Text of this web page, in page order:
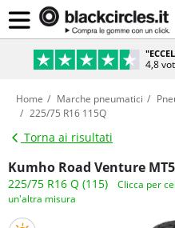
4,8
Home Marche pneumatici
225/75 R16 115Q
Torna ai risultati
Kumho Road Venture
225/75 R16 Q (115)
Clicca per
un'altra misura